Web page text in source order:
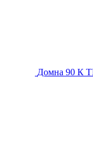
Домна 90 К